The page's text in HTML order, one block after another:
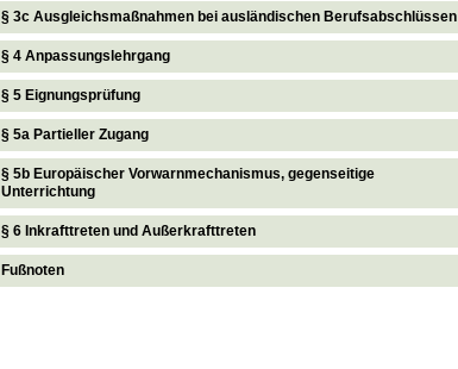
§ 3c Ausgleichsmaßnahmen bei ausländischen Berufsabschlüssen
§ 4 Anpassungslehrgang
§ 5 Eignungsprüfung
§ 5a Partieller Zugang
§ 5b Europäischer Vorwarnmechanismus, gegenseitige
Unterrichtung
§ 6 Inkrafttreten und Außerkrafttreten
Fußnoten